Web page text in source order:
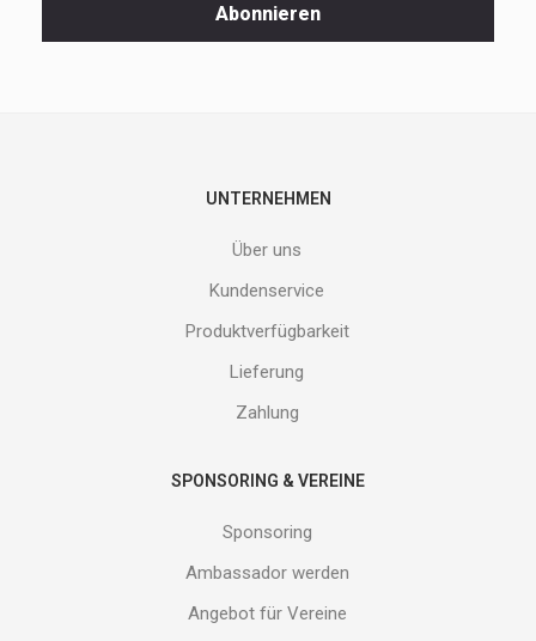
Abonnieren
UNTERNEHMEN
Über uns
Kundenservice
Produktverfügbarkeit
Lieferung
Zahlung
SPONSORING & VEREINE
Sponsoring
Ambassador werden
Angebot für Vereine